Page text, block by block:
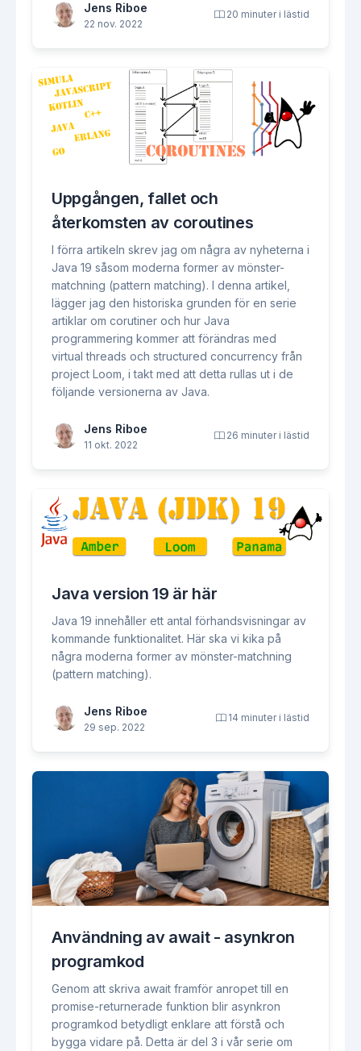
Jens Riboe
22 nov. 2022
20 minuter i lästid
Uppgången, fallet och
återkomsten av coroutines
I förra artikeln skrev jag om några av nyheterna i
Java 19 såsom moderna former av mönster-
matchning (pattern matching). I denna artikel,
lägger jag den historiska grunden för en serie
artiklar om corutiner och hur Java
programmering kommer att förändras med
virtual threads och structured concurrency från
project Loom, i takt med att detta rullas ut i de
följande versionerna av Java.
Jens Riboe
11 okt. 2022
26 minuter i lästid
Java version 19 är här
Java 19 innehåller ett antal förhandsvisningar av
kommande funktionalitet. Här ska vi kika på
några moderna former av mönster-matchning
(pattern matching).
Jens Riboe
29 sep. 2022
14 minuter i lästid
Användning av await - asynkron
programkod
Genom att skriva await framför anropet till en
promise-returnerade funktion blir asynkron
programkod betydligt enklare att förstå och
bygga vidare på. Detta är del 3 i vår serie om